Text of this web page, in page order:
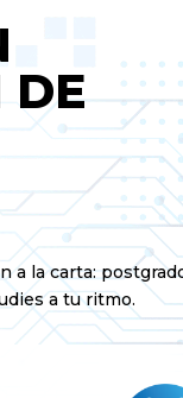
DE
a la carta:
a tu ritmo.